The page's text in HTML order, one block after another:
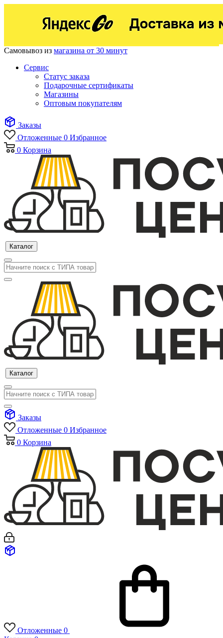
Самовывоз из магазина от 30 минут
Сервис
Статус заказа
Подарочные сертификаты
Магазины
Оптовым покупателям
Заказы
Отложенные 0 Избранное
0 Корзина
Каталог
Каталог
Заказы
Отложенные 0 Избранное
0 Корзина
Отложенные 0